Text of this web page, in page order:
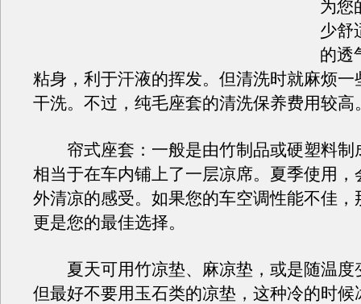
为您
少舒
的透
粘身，利于汗液的挥发。但清洗时就麻烦一
干洗。不过，纯毛座套的清洗保养费用较高
帘式座套：一般是由竹制品或硬塑料制
相当于在车内铺上了一层凉席。夏季使用，
外清凉的感受。如果您的车空调性能不佳，
更是您的最佳选择。
夏天可用竹凉垫、麻凉垫，或是随温度
但最好不要用玉石类的凉垫，这种冷的时候